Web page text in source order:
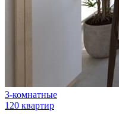
3-комнатные
120 квартир